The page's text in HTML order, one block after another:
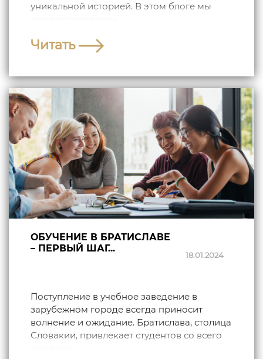
уникальной историей. В этом блоге мы
Читать
ОБУЧЕНИЕ В БРАТИСЛАВЕ
– ПЕРВЫЙ ШАГ...
18.01.2024
Поступление в учебное заведение в
зарубежном городе всегда приносит
волнение и ожидание. Братислава, столица
Словакии, привлекает студентов со всего